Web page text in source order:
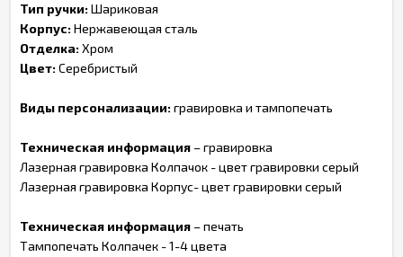
Тип ручки:Шариковая
Корпус:Нержавеющая сталь
Отделка:Хром
Цвет:Серебристый
Виды персонализации:гравировка и тампопечать
Техническая информация – гравировка
Лазерная гравировка Колпачок - цвет гравировки серый
Лазерная гравировка Корпус- цвет гравировки серый
Техническая информация – печать
Тампопечать Колпачек - 1-4 цвета